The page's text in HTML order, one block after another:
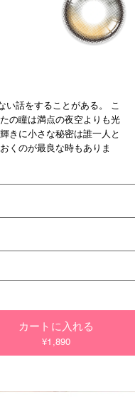
い話をすることがある。 こ
の瞳は満点の夜空よりも光
きに小さな秘密は誰一人と
くのが最良な時もありま
カートに入れる
¥1,890